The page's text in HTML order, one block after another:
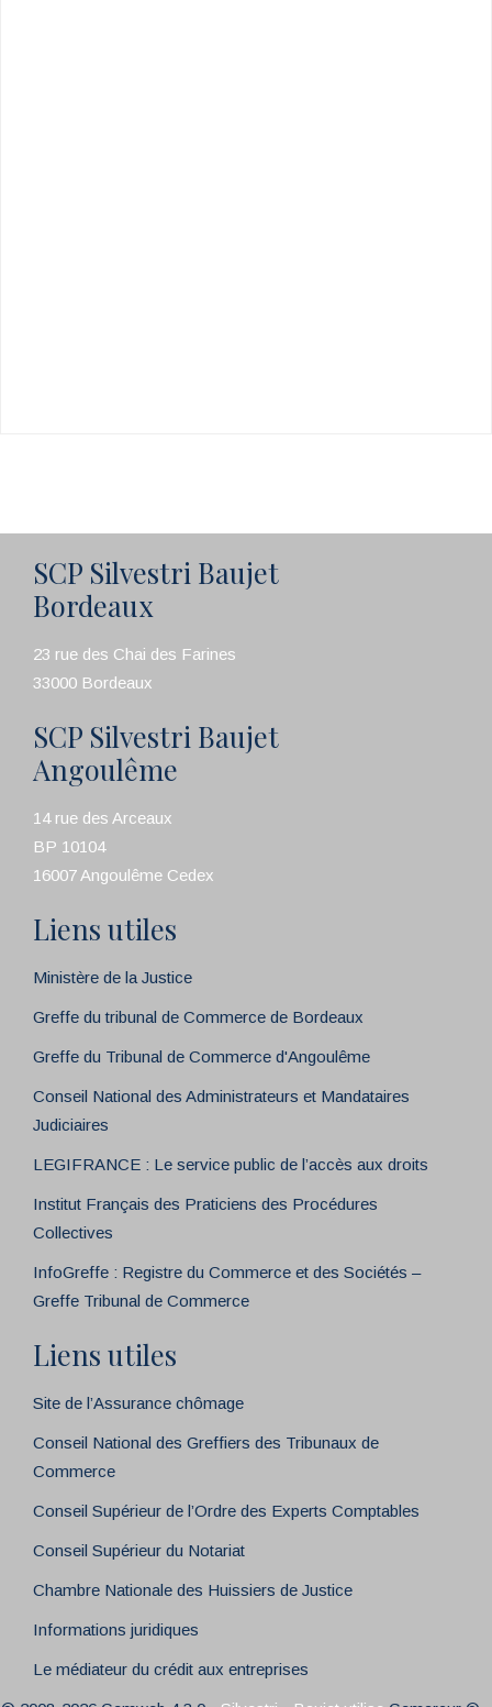
SCP Silvestri Baujet
Bordeaux
23 rue des Chai des Farines
33000 Bordeaux
SCP Silvestri Baujet
Angoulême
14 rue des Arceaux
BP 10104
16007 Angoulême Cedex
Liens utiles
Ministère de la Justice
Greffe du tribunal de Commerce de Bordeaux
Greffe du Tribunal de Commerce d'Angoulême
Conseil National des Administrateurs et Mandataires
Judiciaires
LEGIFRANCE : Le service public de l’accès aux droits
Institut Français des Praticiens des Procédures
Collectives
InfoGreffe : Registre du Commerce et des Sociétés –
Greffe Tribunal de Commerce
Liens utiles
Site de l’Assurance chômage
Conseil National des Greffiers des Tribunaux de
Commerce
Conseil Supérieur de l’Ordre des Experts Comptables
Conseil Supérieur du Notariat
Chambre Nationale des Huissiers de Justice
Informations juridiques
Le médiateur du crédit aux entreprises